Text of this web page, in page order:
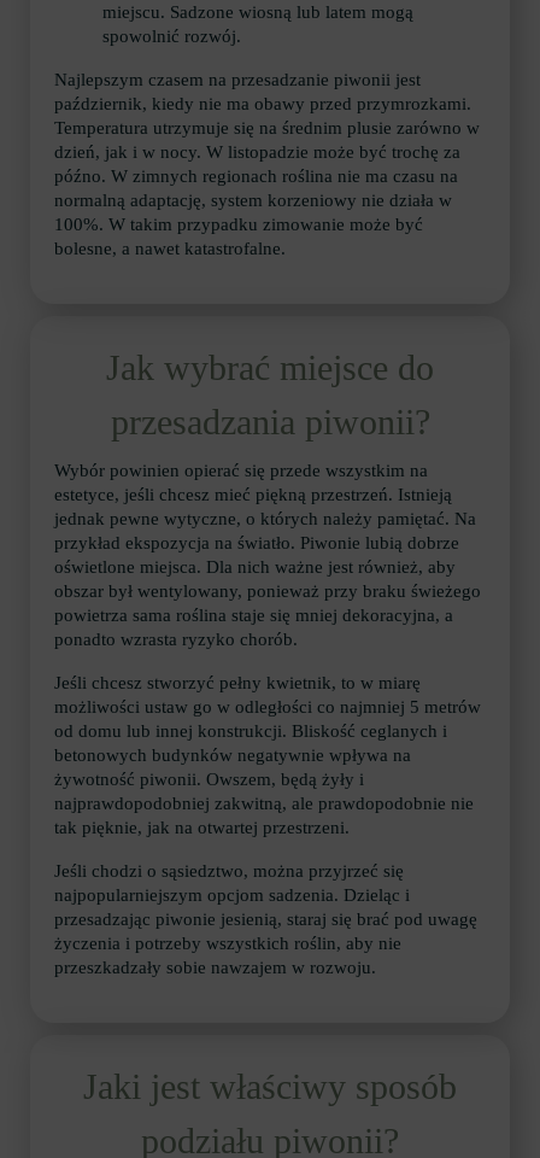
miejscu. Sadzone wiosną lub latem mogą
spowolnić rozwój.
Najlepszym czasem na przesadzanie piwonii jest
październik, kiedy nie ma obawy przed przymrozkami.
Temperatura utrzymuje się na średnim plusie zarówno w
dzień, jak i w nocy. W listopadzie może być trochę za
późno. W zimnych regionach roślina nie ma czasu na
normalną adaptację, system korzeniowy nie działa w
100%. W takim przypadku zimowanie może być
bolesne, a nawet katastrofalne.
Jak wybrać miejsce do
przesadzania piwonii?
Wybór powinien opierać się przede wszystkim na
estetyce, jeśli chcesz mieć piękną przestrzeń. Istnieją
jednak pewne wytyczne, o których należy pamiętać. Na
przykład ekspozycja na światło. Piwonie lubią dobrze
oświetlone miejsca. Dla nich ważne jest również, aby
obszar był wentylowany, ponieważ przy braku świeżego
powietrza sama roślina staje się mniej dekoracyjna, a
ponadto wzrasta ryzyko chorób.
Jeśli chcesz stworzyć pełny kwietnik, to w miarę
możliwości ustaw go w odległości co najmniej 5 metrów
od domu lub innej konstrukcji. Bliskość ceglanych i
betonowych budynków negatywnie wpływa na
żywotność piwonii. Owszem, będą żyły i
najprawdopodobniej zakwitną, ale prawdopodobnie nie
tak pięknie, jak na otwartej przestrzeni.
Jeśli chodzi o sąsiedztwo, można przyjrzeć się
najpopularniejszym opcjom sadzenia. Dzieląc i
przesadzając piwonie jesienią, staraj się brać pod uwagę
życzenia i potrzeby wszystkich roślin, aby nie
przeszkadzały sobie nawzajem w rozwoju.
Jaki jest właściwy sposób
podziału piwonii?